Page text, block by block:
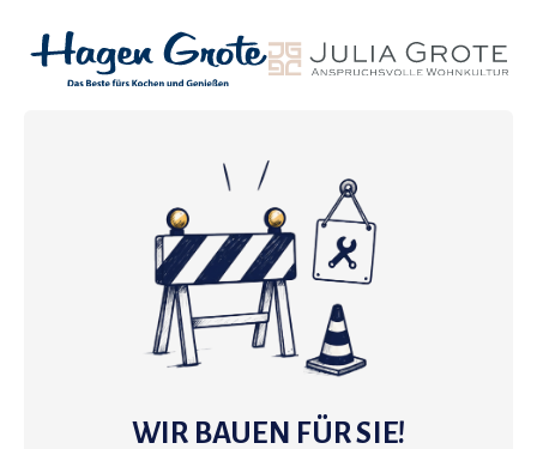
WIR BAUEN FÜR SIE!